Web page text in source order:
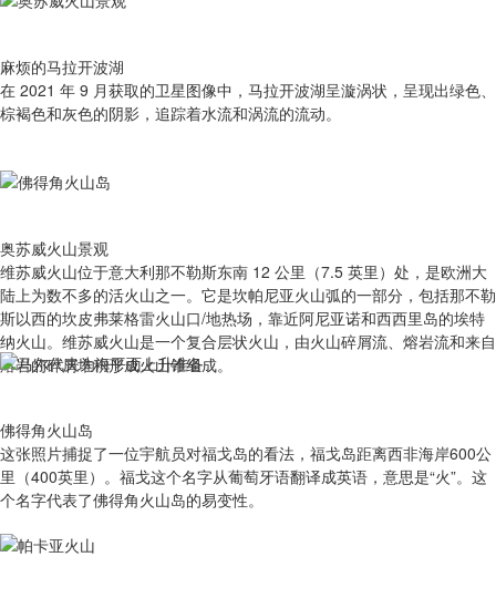
麻烦的马拉开波湖
在 2021 年 9 月获取的卫星图像中，马拉开波湖呈漩涡状，呈现出绿色、
棕褐色和灰色的阴影，追踪着水流和涡流的流动。
奥苏威火山景观
维苏威火山位于意大利那不勒斯东南 12 公里（7.5 英里）处，是欧洲大
陆上为数不多的活火山之一。它是坎帕尼亚火山弧的一部分，包括那不勒
斯以西的坎皮弗莱格雷火山口/地热场，靠近阿尼亚诺和西西里岛的埃特
纳火山。维苏威火山是一个复合层状火山，由火山碎屑流、熔岩流和来自
熔岩的碎屑堆积形成火山锥组成。
佛得角火山岛
这张照片捕捉了一位宇航员对福戈岛的看法，福戈岛距离西非海岸600公
里（400英里）。福戈这个名字从葡萄牙语翻译成英语，意思是“火”。这
个名字代表了佛得角火山岛的易变性。